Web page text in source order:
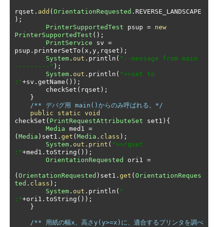
rqset . add (OrientationRequested . REVERSE_LANDSCAPE
);
PrinterSupportedTest psup = new
PrinterSupportedTest ();
PrintService sv =
psup . printerSetTo ( x , y , rqset );
System . out . println ( "--message from main
---------" );
System . out . println ( ">>set to
:"+sv . getName ());
        checkSet
( rqset );
}
/** デバグ用 main()からのみ呼ばれる。*/
public
static void
checkSet ( PrintRequestAttributeSet set1 ){
Media med1 =
(Media ) set1 . get (Media . class );
System . out . print ( ">>rqset
:"+med1 . toString ());
OrientationRequested
ori1 =
(OrientationRequested ) set1 . get (OrientationReques
ted . class );
System . out . println ( "
:"+ori1 . toString ());
}
/** 用紙の幅x、高さy(y>=x)に、適合するプリンタを調べ